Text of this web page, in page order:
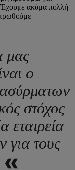
Έχουμε ακόμα πολλή
μας
ο
στόχος
εταιρεία
για τους